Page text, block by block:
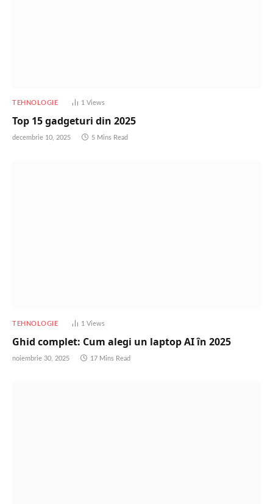
TEHNOLOGIE 1 Views
Top 15 gadgeturi din 2025
decembrie 10, 2025 5 Mins Read
TEHNOLOGIE 1 Views
Ghid complet: Cum alegi un laptop AI în 2025
noiembrie 30, 2025 17 Mins Read